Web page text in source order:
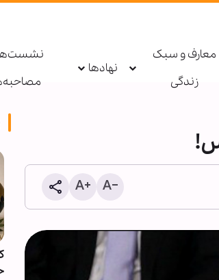
معارف و سبک
زندگی
نهادها
اطعام روزانه ۱۰ هزار زائر در موکب
حرم بانوی کرامت در ایام اربعین